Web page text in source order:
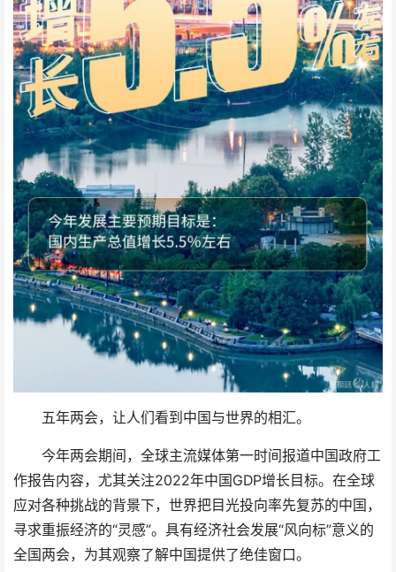
五年两会，让人们看到中国与世界的相汇。
今年两会期间，全球主流媒体第一时间报道中国政府工
作报告内容，尤其关注2022年中国GDP增长目标。在全球
应对各种挑战的背景下，世界把目光投向率先复苏的中国，
寻求重振经济的“灵感”。具有经济社会发展“风向标”意义的
全国两会，为其观察了解中国提供了绝佳窗口。